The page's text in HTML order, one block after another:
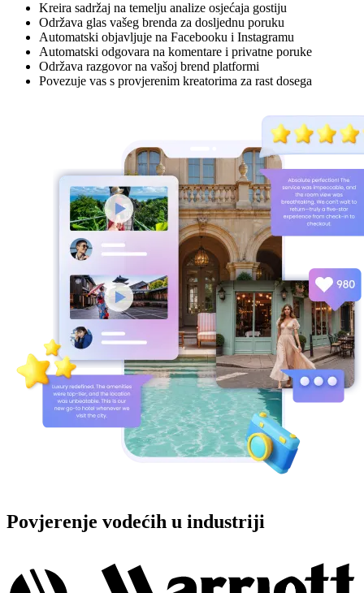
Kreira sadržaj na temelju analize osjećaja gostiju
Održava glas vašeg brenda za dosljednu poruku
Automatski objavljuje na Facebooku i Instagramu
Automatski odgovara na komentare i privatne poruke
Održava razgovor na vašoj brend platformi
Povezuje vas s provjerenim kreatorima za rast dosega
Povjerenje vodećih u industriji